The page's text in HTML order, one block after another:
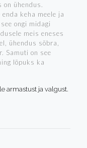
ühendus.
keha meele ja
ongi midagi
meis eneses
ühendus sõbra,
Samuti on see
lõpuks ka
armastust ja valgust.